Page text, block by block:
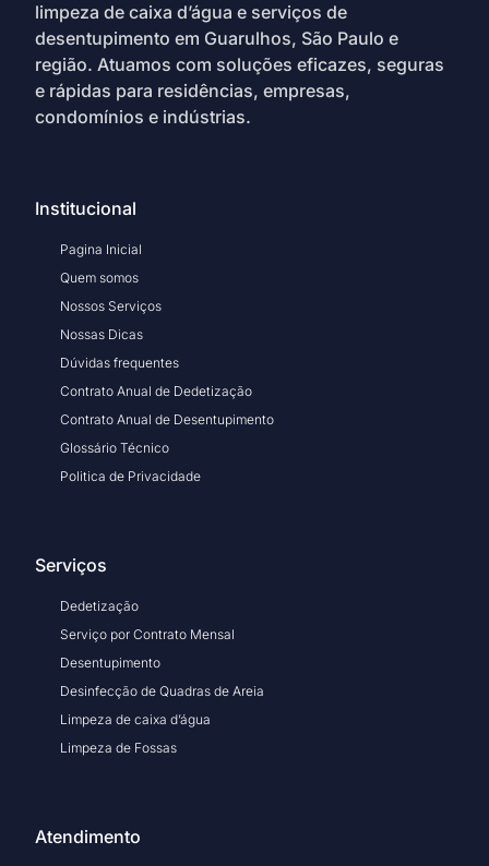
limpeza de caixa d’água e serviços de
desentupimento em Guarulhos, São Paulo e
região. Atuamos com soluções eficazes, seguras
e rápidas para residências, empresas,
condomínios e indústrias.
Institucional
Pagina Inicial
Quem somos
Nossos Serviços
Nossas Dicas
Dúvidas frequentes
Contrato Anual de Dedetização
Contrato Anual de Desentupimento
Glossário Técnico
Politica de Privacidade
Serviços
Dedetização
Serviço por Contrato Mensal
Desentupimento
Desinfecção de Quadras de Areia
Limpeza de caixa d’água
Limpeza de Fossas
Atendimento